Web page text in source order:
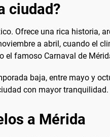
ciudad?
Ofrece una rica historia,
a abril, cuando el
el famoso Carnaval de
baja, entre mayo y
con mayor tranquilidad.
a Mérida